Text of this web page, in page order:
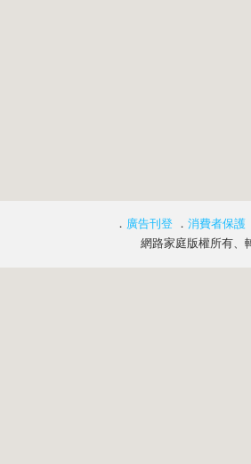
． 廣告刊登 ． 消費者保護
網路家庭版權所有、